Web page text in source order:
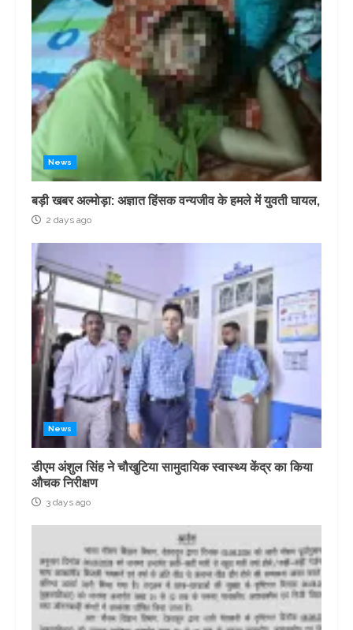
News
बड़ी खबर अल्मोड़ा: अज्ञात हिंसक वन्यजीव के हमले में युवती घायल,
2 days ago
News
डीएम अंशुल सिंह ने चौखुटिया सामुदायिक स्वास्थ्य केंद्र का किया
औचक निरीक्षण
3 days ago